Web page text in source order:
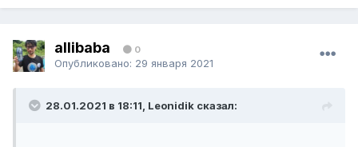
allibaba 0
Опубликовано: 29 января 2021
28.01.2021 в 18:11, Leonidik сказал: